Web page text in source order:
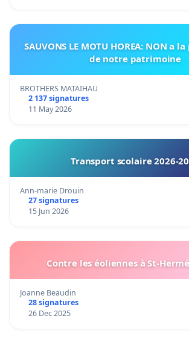
SAUVONS LE MOTU HOREA: NON a
de notre patrimoine
BROTHERS MATAIHAU
2 137 signatures
11 May 2026
Transport scolaire 2026-
Ann-marie Drouin
27 signatures
15 Jun 2026
Contre les éoliennes à St-
Joanne Beaudin
28 signatures
26 Dec 2025